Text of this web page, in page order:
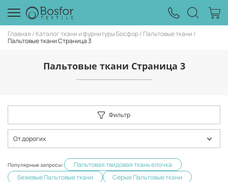
Главная Каталог ткани и фурнитуры Босфор Пальтовые ткани
Пальтовые ткани Страница 3
Пальтовые ткани Страница 3
Фильтр
От дорогих
Популярные запросы:
Пальтовая твидовая ткань елочка
Бежевые Пальтовые ткани
Серые Пальтовые ткани